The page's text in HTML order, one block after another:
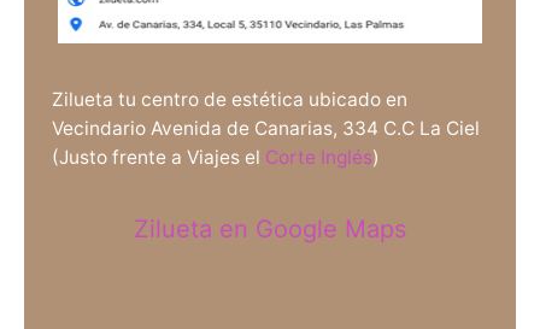
Zilueta tu centro de estética ubicado en
Vecindario Avenida de Canarias, 334 C.C La Ciel
(Justo frente a Viajes el Corte Inglés)
Zilueta en Google Maps